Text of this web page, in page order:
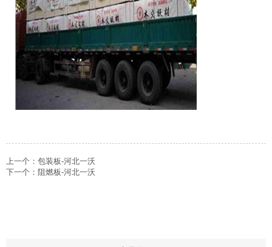
上一个： 包装板-河北一沃
下一个： 阻燃板-河北一沃